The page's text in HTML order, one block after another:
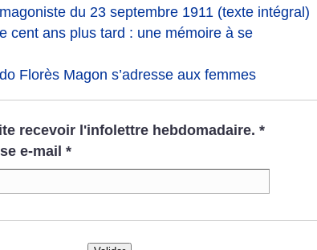
du 23 septembre 1911 (texte intégral)
cent ans plus tard : une mémoire à se
Florès Magon s’adresse aux femmes
recevoir l'infolettre hebdomadaire. *
e-mail *